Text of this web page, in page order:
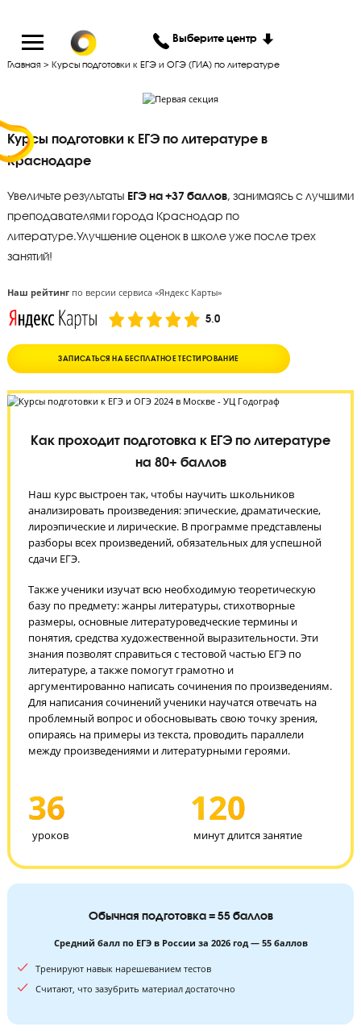
Выберите центр
Главная >Курсы подготовки к ЕГЭ и ОГЭ (ГИА) по литературе
Курсы подготовки к ЕГЭ по литературе в
Увеличьте результатыЕГЭ на +37 баллов
преподавателями города Краснодар по
литературе.
Наш рейтингпо версии сервиса «Яндекс Карты»
5.0
ЗАПИСАТЬСЯ НА БЕСПЛАТНОЕ ТЕСТИРОВАНИЕ
Как проходит подготовка к ЕГЭ по
на 80+ баллов
Наш курс выстроен так, чтобы научить школьников
анализировать произведения: эпические, драматические,
лироэпические и лирические. В программе представлены
разборы всех произведений, обязательных для успешной
сдачи ЕГЭ.
Также ученики изучат всю необходимую теоретическую
базу по предмету: жанры литературы, стихотворные
размеры, основные литературоведческие термины и
понятия, средства художественной выразительности. Эти
знания позволят справиться с тестовой частью ЕГЭ по
литературе, а также помогут грамотно и
проблемный вопрос и обосновывать свою точку зрения,
опираясь на примеры из текста, проводить параллели
между произведениями и литературными героями.
36 120